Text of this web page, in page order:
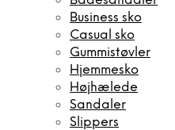
Business sko
Casual sko
Gummistøvler
Hjemmesko
Højhælede
Sandaler
Slippers